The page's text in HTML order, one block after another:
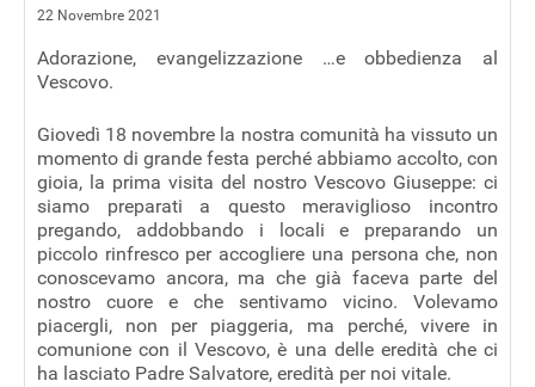
22 Novembre 2021
Adorazione, evangelizzazione …e obbedienza al
Vescovo.
Giovedì 18 novembre la nostra comunità ha vissuto un
momento di grande festa perché abbiamo accolto, con
gioia, la prima visita del nostro Vescovo Giuseppe: ci
siamo preparati a questo meraviglioso incontro
pregando, addobbando i locali e preparando un
piccolo rinfresco per accogliere una persona che, non
conoscevamo ancora, ma che già faceva parte del
nostro cuore e che sentivamo vicino. Volevamo
piacergli, non per piaggeria, ma perché, vivere in
comunione con il Vescovo, è una delle eredità che ci
ha lasciato Padre Salvatore, eredità per noi vitale.